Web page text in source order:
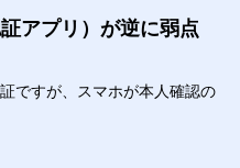
アプリ）が逆に弱点
ですが、スマホが本人確認の